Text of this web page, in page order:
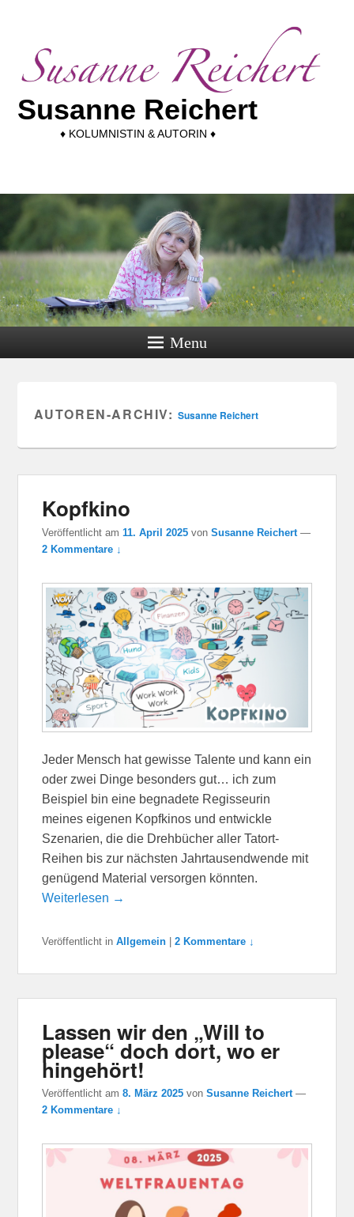
Susanne Reichert
♦ KOLUMNISTIN & AUTORIN ♦
Menu
AUTOREN-ARCHIV:Susanne Reichert
Kopfkino
Veröffentlicht am11. April 2025 vonSusanne Reichert —
2 Kommentare ↓
Jeder Mensch hat gewisse Talente und kann ein
oder zwei Dinge besonders gut… ich zum
Beispiel bin eine begnadete Regisseurin
meines eigenen Kopfkinos und entwickle
Szenarien, die die Drehbücher aller Tatort-
Reihen bis zur nächsten Jahrtausendwende mit
genügend Material versorgen könnten.
Weiterlesen →
Veröffentlicht in Allgemein |2 Kommentare ↓
Lassen wir den „Will to
please“ doch dort, wo er
hingehört!
Veröffentlicht am8. März 2025 vonSusanne Reichert —
2 Kommentare ↓